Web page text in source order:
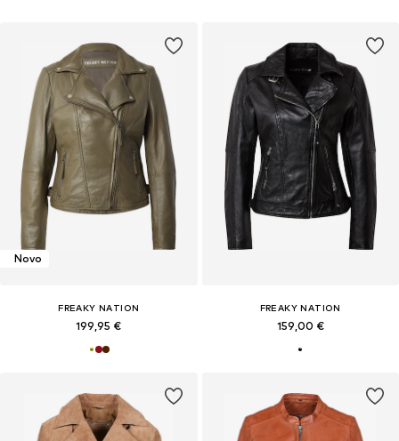
Novo
FREAKY NATION
199,95 €
FREAKY NATION
159,00 €